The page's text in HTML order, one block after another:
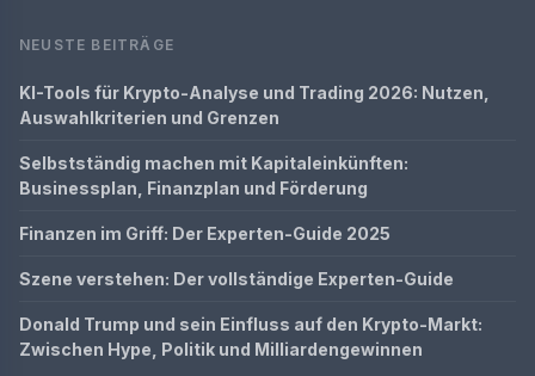
NEUSTE BEITRÄGE
KI-Tools für Krypto-Analyse und Trading 2026: Nutzen,
Auswahlkriterien und Grenzen
Selbstständig machen mit Kapitaleinkünften:
Businessplan, Finanzplan und Förderung
Finanzen im Griff: Der Experten-Guide 2025
Szene verstehen: Der vollständige Experten-Guide
Donald Trump und sein Einfluss auf den Krypto-Markt:
Zwischen Hype, Politik und Milliardengewinnen